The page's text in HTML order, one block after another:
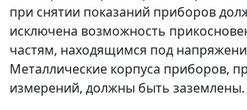
при снятии показаний приборов
исключена возможность
частям, находящимся под
Металлические корпуса приборов,
измерений, должны быть заземлены.